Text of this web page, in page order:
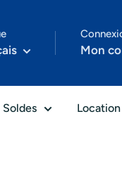
Mon
Soldes Location